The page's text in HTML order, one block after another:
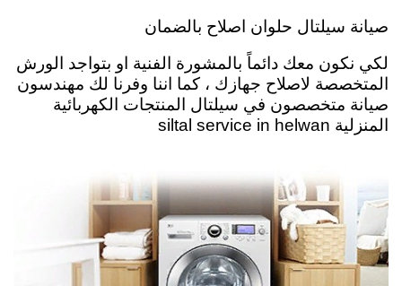
صيانة سيلتال حلوان اصلاح بالضمان
لكي نكون معك دائماً بالمشورة الفنية او بتواجد الورش
المتخصصة لاصلاح جهازك ، كما اننا وفرنا لك مهندسون
صيانة متخصصون في سيلتال المنتجات الكهربائية
المنزلية siltal service in helwan